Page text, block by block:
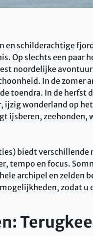
schilderachtige
Op slechts een paar
noordelijke
In de zomer
toendra. In de
ijzig wonderland op
ijsberen, zeehonden,
biedt
tempo en focus.
archipel en zelden
zodat